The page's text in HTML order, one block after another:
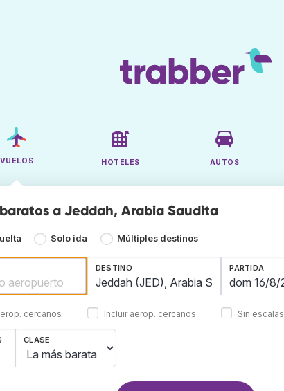
VUELOS HOTELES AUTOS
a Jeddah, Arabia Saudita
Solo ida Múltiples destinos
cercanos
DESTINO
Incluir aerop. cercanos
PARTIDA
Sin escalas
CLASE